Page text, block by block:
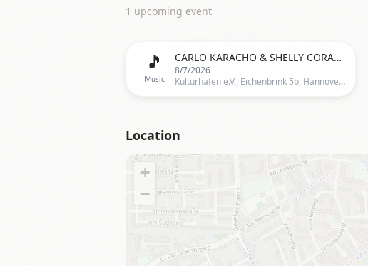
1 upcoming event
🎵
Music
CARLO KARACHO & SHELLY CORAL | Live Konzert im Kulturhafen Hannover
8/7/2026
Kulturhafen e.V., Eichenbrink 5b, Hannover, Germany
Location
+
−